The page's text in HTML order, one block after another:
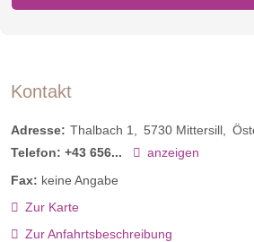
Kontakt
Adresse: Thalbach 1 5730 Mittersill
Telefon: +43 656...
anzeigen
Fax: keine Angabe
Zur Karte
Zur Anfahrtsbeschreibung